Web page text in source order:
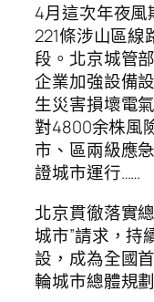
4月這次年夜
221條涉山區線
段。北京城管
企業加強設備
生災害損壞電
對4800余株風
市、區兩級應
證城市運行……
北京貫徹落實
城市”請求，持
設，成為全國
輪城市總體規